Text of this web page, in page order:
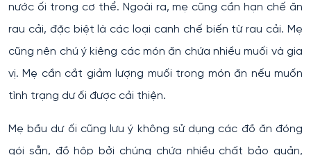
nước ối trong cơ thể. Ngoài ra, mẹ cũng cần hạn chế ăn
rau cải, đặc biệt là các loại canh chế biến từ rau cải. Mẹ
cũng nên chú ý kiêng các món ăn chứa nhiều muối và gia
vị. Mẹ cần cắt giảm lượng muối trong món ăn nếu muốn
tình trạng dư ối được cải thiện.
Mẹ bầu dư ối cũng lưu ý không sử dụng các đồ ăn đóng
gói sẵn, đồ hộp bởi chúng chứa nhiều chất bảo quản,